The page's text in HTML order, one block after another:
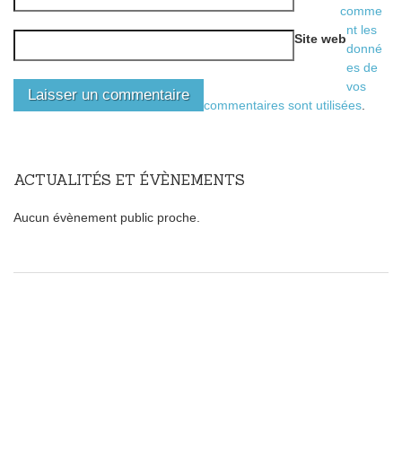
Site web
comme
nt les
donné
es de
vos
commentaires sont utilisées
ACTUALITÉS ET ÉVÈNEMENTS
Aucun évènement public proche.